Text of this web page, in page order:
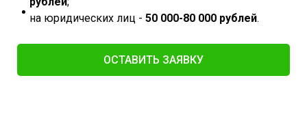
на юридических лиц - 50 000-80 000 рублей.
ОСТАВИТЬ ЗАЯВКУ​